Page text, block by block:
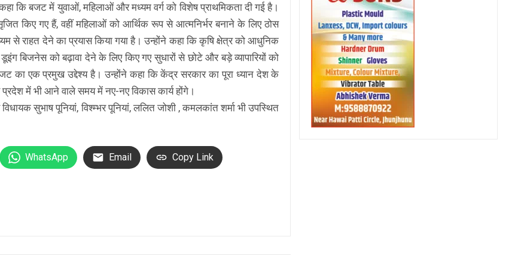
कि बजट में युवाओं, महिलाओं और मध्यम वर्ग को विशेष प्राथमिकता दी गई है।
किए गए हैं, वहीं महिलाओं को आर्थिक रूप से आत्मनिर्भर बनाने के लिए ठोस
से राहत देने का प्रयास किया गया है। उन्होंने कहा कि कृषि क्षेत्र को आधुनिक
बिजनेस को बढ़ावा देने के लिए किए गए सुधारों से छोटे और बड़े व्यापारियों को
का एक प्रमुख उद्देश्य है। उन्होंने कहा कि केंद्र सरकार का पूरा ध्यान देश के
में भी आने वाले समय में नए-नए विकास कार्य होंगे।
सुभाष पूनियां, विश्म्भर पूनियां, ललित जोशी , कमलकांत शर्मा भी उपस्थित
WhatsApp Email Copy Link